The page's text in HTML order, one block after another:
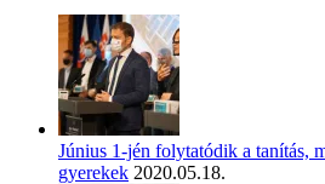
Június 1-jén folytatódik a tanítás,
gyerekek 2020.05.18.